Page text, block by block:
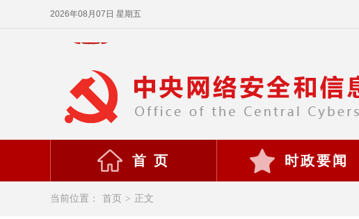
2026年08月07日 星期五
首 页 时政要闻
当前位置： 首页 > 正文